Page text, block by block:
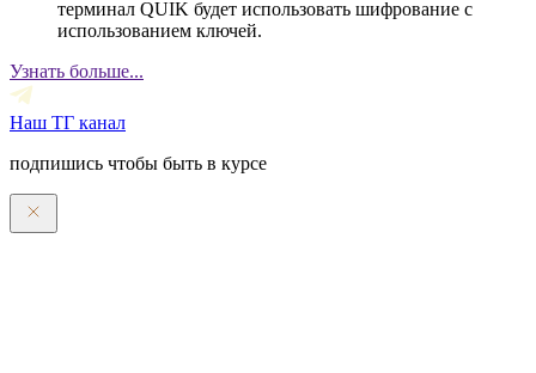
терминал QUIK будет использовать шифрование с
использованием ключей.
Узнать больше...
Наш ТГ канал
подпишись чтобы быть в курсе